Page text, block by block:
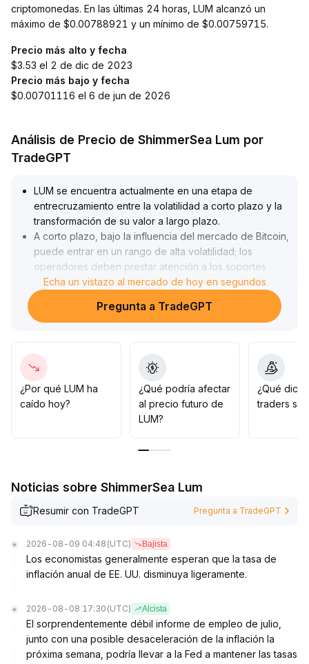
criptomonedas. En las últimas 24 horas, LUM alcanzó un
máximo de $0.00788921 y un mínimo de $0.00759715.
Precio más alto y fecha
$3.53 el 2 de dic de 2023
Precio más bajo y fecha
$0.00701116 el 6 de jun de 2026
Análisis de Precio de ShimmerSea Lum por
TradeGPT
LUM se encuentra actualmente en una etapa de
entrecruzamiento entre la volatilidad a corto plazo y la
transformación de su valor a largo plazo.
A corto plazo, bajo la influencia del mercado de Bitcoin,
puede entrar en un rango de alta volatilidad; los
operadores deben prestar atención a los soportes
cuando retrocede la preferencia por el riesgo, y tener
cuidado con los comportamientos de persecución
alcista y ventas en pánico provocados por el
de tasas por parte de la Reserva Federal de los EE
UU
, los activos cripto avanzan gradualmente hacia la
característica de reserva de valor.
Si LUM logra avances en su ecosistema y aplicaciones,
institucional y vea un aumento en su valuación
oportunidades de construcción a largo plazo para
buscar un crecimiento estable
Echa un vistazo al mercado de hoy en segundos
Pregunta a TradeGPT
¿Por qué LUM ha
caído hoy?
¿Qué podría afectar
al precio futuro de
LUM?
¿Qué
traders
Noticias sobre ShimmerSea Lum
Resumir con TradeGPT Pregunta a TradeGPT
2026-08-09 04:48 (UTC) Bajista
Los economistas generalmente esperan que la tasa de
inflación anual de EE. UU. disminuya ligeramente.
2026-08-08 17:30 (UTC) Alcista
El sorprendentemente débil informe de empleo de julio,
junto con una posible desaceleración de la inflación la
próxima semana, podría llevar a la Fed a mantener las tasas